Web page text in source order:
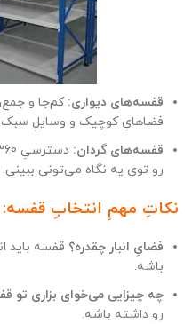
قفسه‌های دیواری: کم‌جا و
فضاهایِ کوچیک و وسایلِ سبک
قفسه‌های گردان:
رو توی یه نگاه می‌تونی ببینی.
نکاتِ مهمِ انتخابِ قفسه:
فضایِ انبار چقدره؟ قفسه باید
باشه.
چه چیزایی می‌خوای بزاری تو
رو داشته باشه.